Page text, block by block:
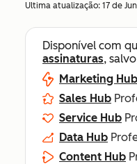
Ultima atualização: 17 de
Disponível com
assinaturas,
Marketing Hub
Sales Hub
Service Hub
Data Hub
Content Hub